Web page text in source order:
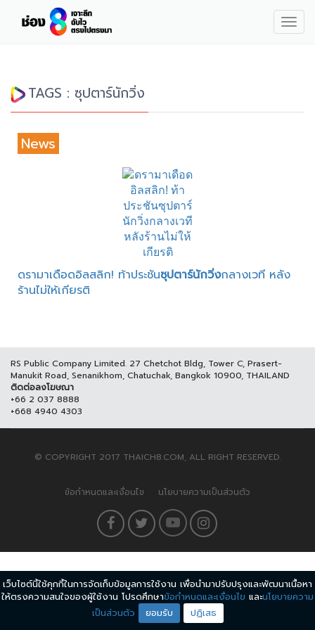
TAGS : ซุปตาร์นักวิ่ง
News
ดรามาเดือดอิลสลิก! ท้าประชันซุปตาร์นักวิ่งกลางเวที หลัง
ร้านไม่ให้เกียรติ
RS Public Company Limited. 27 Chetchot Bldg, Tower C, Prasert-
Manukit Road, Senanikhom, Chatuchak, Bangkok 10900, THAILAND
ติดต่อลงโฆษณา
+66 2 037 8888
+668 4940 4303
© COPYRIGHT 2017 THAICH8.COM, ALL RIGHT RESERVED.
ข้อกำหนดและเงื่อนไข นโยบายความเป็นส่วนตัว
เว็บไซต์นี้ใช้คุกกี้ในการจัดเก็บข้อมูลการใช้งาน เพื่อนำมาปรับปรุงและพัฒนาเนื้อหา
ให้ตรงความสนใจของผู้ใช้งาน โปรดศึกษาข้อกำหนดและเงื่อนไข และนโยบายความ
เป็นส่วนตัว
ยอมรับ ปฏิเสธ